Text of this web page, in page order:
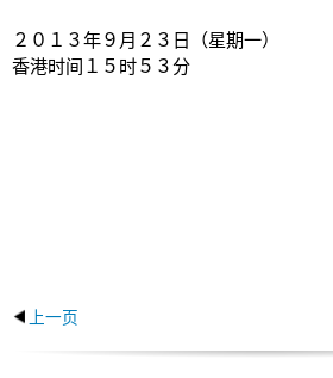
２０１３年９月２３日（星期一）
香港时间１５时５３分
上一页